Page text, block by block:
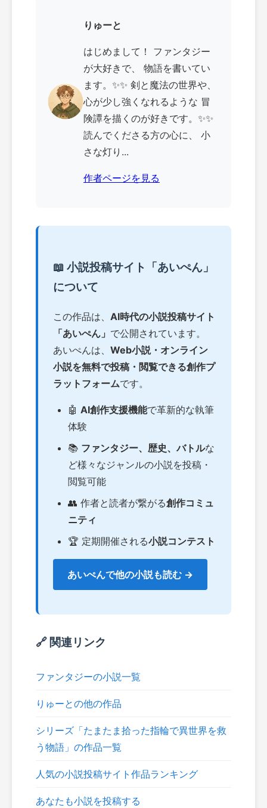
りゅーと
はじめまして！ ファンタジー
が大好きで、 物語を書いてい
ます。✨✨ 剣と魔法の世界や、
心が少し強くなれるような 冒
険譚を描くのが好きです。✨✨
読んでくださる方の心に、 小
さな灯り...
作者ページを見る
📖 小説投稿サイト「あいぺん」
について
この作品は、 AI時代の小説投稿サイト
「あいぺん」 で公開されています。
あいぺんは、 Web小説・オンライン
小説を無料で投稿・閲覧できる創作プ
ラットフォームです。
🤖 AI創作支援機能で革新的な執筆
体験
📚 ファンタジー、歴史、バトルな
ど様々なジャンルの小説を投稿・
閲覧可能
👥 作者と読者が繋がる創作コミュ
ニティ
🏆 定期開催される小説コンテスト
あいぺんで他の小説も読む →
🔗 関連リンク
ファンタジーの小説一覧
りゅーとの他の作品
シリーズ「たまたま拾った指輪で異世界を救
う物語」の作品一覧
人気の小説投稿サイト作品ランキング
あなたも小説を投稿する